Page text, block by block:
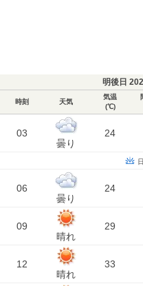
明後日
時刻 天気
気温
(℃)
03
曇り
24
06
曇り
24
09
晴れ
29
12
晴れ
33